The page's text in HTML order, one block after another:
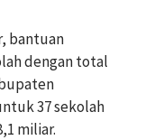
bantuan
dengan total
37 sekolah
miliar.